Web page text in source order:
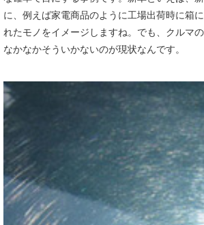
に、例えば家電商品のように工場出荷時に箱
れたモノをイメージしますね。でも、クルマ
なかなかそういかないのが現状なんです。